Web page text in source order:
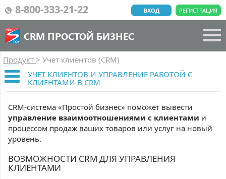
8-800-333-21-22 РЕГИСТРАЦИЯ
ВХОД
CRM ПРОСТОЙ БИЗНЕС
Продукт > Учет клиентов (CRM)
УЧЕТ КЛИЕНТОВ И УПРАВЛЕНИЕ РАБОТОЙ С
КЛИЕНТАМИ В CRM
CRM-система «Простой бизнес» поможет вывести
управление взаимоотношениями с клиентами и
процессом продаж ваших товаров или услуг на новый
уровень.
ВОЗМОЖНОСТИ CRM ДЛЯ УПРАВЛЕНИЯ
КЛИЕНТАМИ